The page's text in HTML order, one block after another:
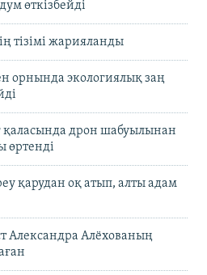
өткізбейді
тізімі жарияланды
орнында экологиялық заң
қаласында дрон шабуылынан
өртенді
қарудан оқ атып, алты адам
Александра Алёхованың